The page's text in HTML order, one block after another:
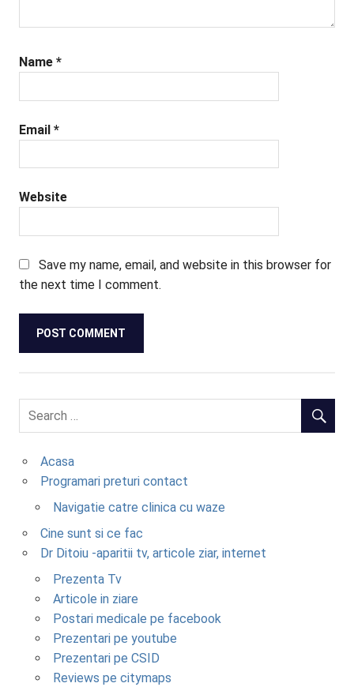
Name *
Email *
Website
Save my name, email, and website in this browser for
the next time I comment.
Acasa
Programari preturi contact
Navigatie catre clinica cu waze
Cine sunt si ce fac
Dr Ditoiu -aparitii tv, articole ziar, internet
Prezenta Tv
Articole in ziare
Postari medicale pe facebook
Prezentari pe youtube
Prezentari pe CSID
Reviews pe citymaps